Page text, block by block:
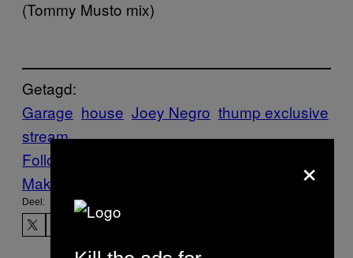
(Tommy Musto mix)
Getagd:
Garage house Joey Negro thump exclusive
stream
Follow Us On Discover
Make Us Preferred In Top Stories
Deel:
×